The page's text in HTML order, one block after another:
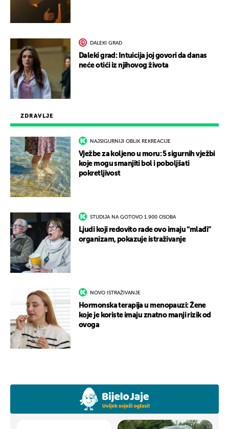
ZDRAVLJE
NAJSIGURNIJI OBLIK REKREACIJE
Vježbe za koljeno u moru: 5 sigurnih vježbi
koje mogu smanjiti bol i poboljšati
pokretljivost
STUDIJA NA GOTOVO 1.900 OSOBA
Ljudi koji redovito rade ovo imaju “mlađi”
organizam, pokazuje istraživanje
NOVO ISTRAŽIVANJE
Hormonska terapija u menopauzi: Žene
koje je koriste imaju znatno manji rizik od
ovoga
DALEKI GRAD
Daleki grad: Intuicija joj govori da danas
neće otići iz njihovog života